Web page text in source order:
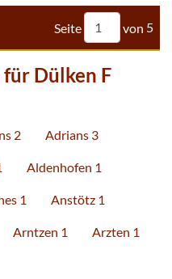
Seite von 5
Dülken F
2 Adrians 3
Aldenhofen 1
1 Anstötz 1
Arntzen 1 Arzten 1